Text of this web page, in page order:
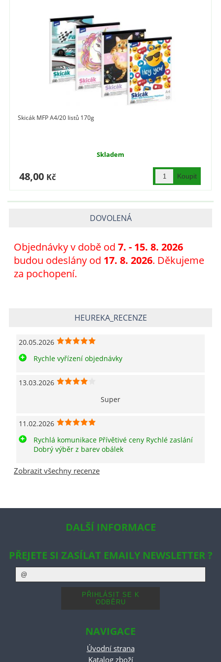
Skicák MFP A4/20 listů 170g
Skladem
48,00 Kč
DOVOLENÁ
Objednávky v době od 7. - 15. 8. 2026
budou odeslány od 17. 8. 2026. Děkujeme
za pochopení.
HEUREKA_RECENZE
20.05.2026
Rychle vyřízení objednávky
13.03.2026
Super
11.02.2026
Rychlá komunikace Přívětivé ceny Rychlé zaslání
Dobrý výběr z barev obálek
Zobrazit všechny recenze
DALŠÍ INFORMACE
PŘEJETE SI ZASÍLAT EMAILY NEWSLETTER ?
NAVIGACE
Úvodní strana
Katalog zboží